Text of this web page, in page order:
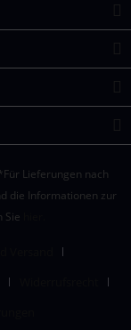
Lieferungen nach
die Informationen zur
Sie